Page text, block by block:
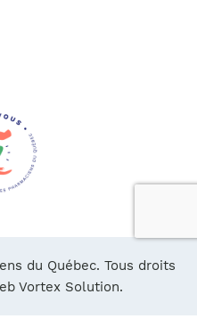
du Québec. Tous droits
Vortex Solution.